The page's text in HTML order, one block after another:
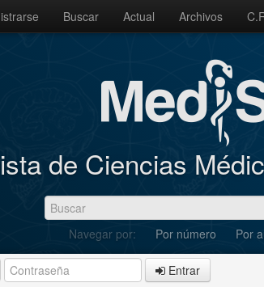
Buscar Actual Archivos
de Ciencias
Navegar por: Por número Por
Entrar